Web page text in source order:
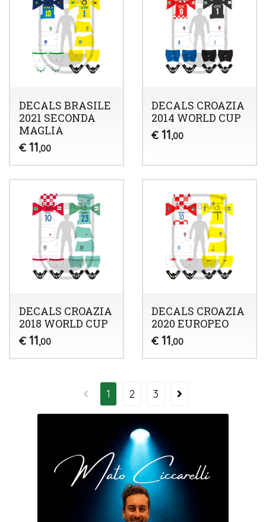
DECALS BRASILE
2021 SECONDA
MAGLIA
€ 11,00
DECALS CROAZIA
2014 WORLD CUP
€ 11,00
DECALS CROAZIA
2018 WORLD CUP
€ 11,00
DECALS CROAZIA
2020 EUROPEO
€ 11,00
1 2 3